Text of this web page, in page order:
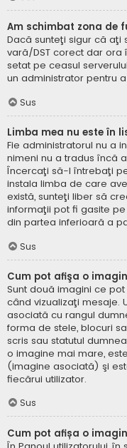
Am schimbat zona de
Dacă sunteţi sigur că aţi
vară/DST corect dar ora
setat pe ceasul
un administrator pentru
Sus
Limba mea nu este în
Fie administratorul nu a
nimeni nu a tradus încă
Încercaţi să-l întrebaţi
instala limba de care
există, sunteţi liber să
informaţii pot fi gasite
din partea inferioară a
Sus
Cum pot afişa o
Sunt două imagini ce
când vizualizaţi mesaje.
asociată cu rangul
forma de stele, blocuri
scris sau statutul
o imagine mai mare,
(imagine asociată) şi
fiecărui utilizator.
Sus
Cum pot afișa o